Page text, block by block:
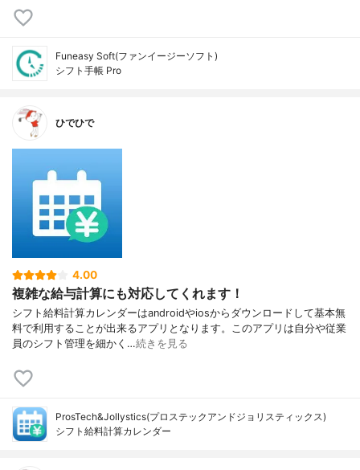
Funeasy Soft(ファンイージーソフト)
シフト手帳 Pro
ひでひで
4.00
複雑な給与計算にも対応してくれます！
シフト給料計算カレンダーはandroidやiosからダウンロードして基本無
料で利用することが出来るアプリとなります。このアプリは自分や従業
員のシフト管理を細かく…続きを見る
ProsTech&Jollystics(プロステックアンドジョリスティックス)
シフト給料計算カレンダー